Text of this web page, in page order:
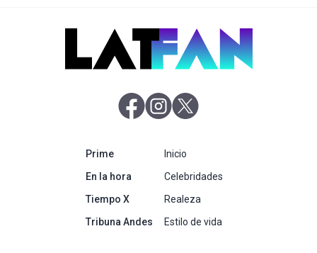
abre en nueva pestaña
abre en nueva pestaña
Primeabre en nueva pestaña
En la hora abre en nueva pestaña
Tiempo Xabre en nueva pestaña
Tribuna Andes abre en nueva pestaña
Inicio
Celebridades
Realeza
Estilo de vida